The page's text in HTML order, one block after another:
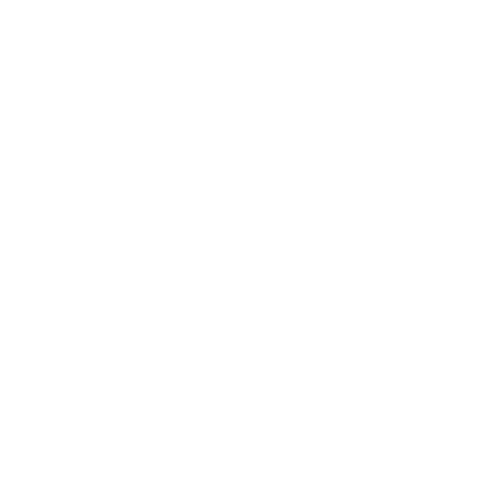
です。
ず変更すること